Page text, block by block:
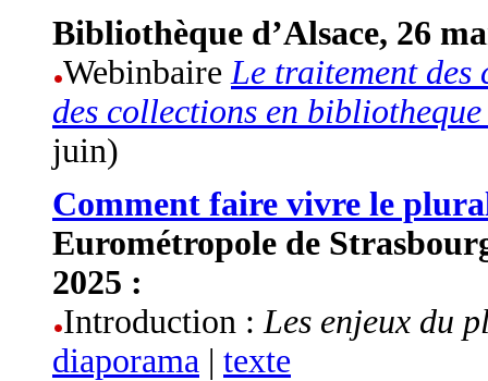
Bibliothèque d’Alsace, 26
WebinbaireLe traitement des
des collections en
juin)
Comment faire vivre le
Eurométropole de
2025 :
Introduction :Les enjeux du
diaporama | texte